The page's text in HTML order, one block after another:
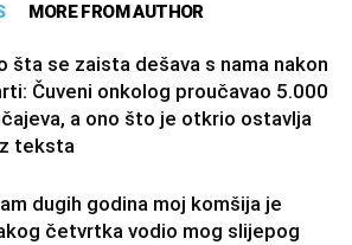
MORE FROM AUTHOR
šta se zaista dešava s nama nakon
Čuveni onkolog proučavao 5.000
a ono što je otkrio ostavlja
teksta
dugih godina moj komšija je
četvrtka vodio mog slijepog